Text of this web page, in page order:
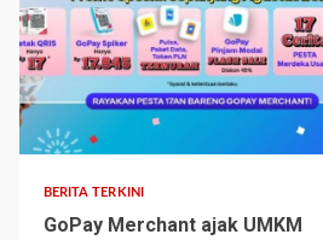
BERITA TERKINI
GoPay Merchant ajak UMKM